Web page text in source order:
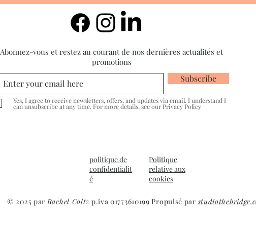
Abonnez-vous et restez au courant de nos dernières actualités et
promotions
Subscribe
Yes, I agree to receive newsletters, offers, and updates via email. I understand I
can unsubscribe at any time. For more details, see our Privacy Policy
politique de
confidentialit
é
Politique
relative aux
cookies
© 2025 parRachel Coltz p.iva 01773610199 Propulsé par